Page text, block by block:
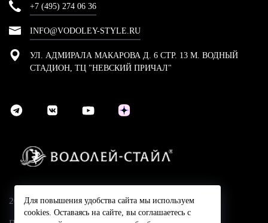
+7 (495) 274 06 36
INFO@VODOLEY-STYLE.RU
УЛ. АДМИРАЛА МАКАРОВА Д. 6 СТР. 13 М. ВОДНЫЙ
СТАДИОН, ТЦ "НЕВСКИЙ ПРИЧАЛ"
2024 © Компания Водолей-Cтайл
Для повышения удобства сайта мы используем
cookies. Оставаясь на сайте, вы соглашаетесь с